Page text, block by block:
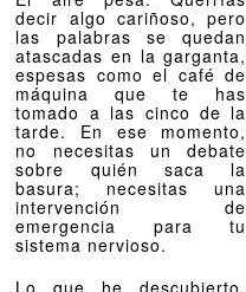
decir algo cariñoso, pero
las palabras se quedan
atascadas en la garganta,
espesas como el café de
máquina que te has
tomado a las cinco de la
tarde. En ese momento,
no necesitas un debate
sobre quién saca la
basura; necesitas una
intervención de
emergencia para tu
sistema nervioso.